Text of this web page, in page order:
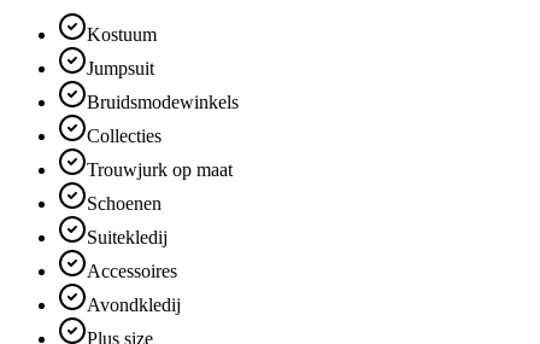
Kostuum
Jumpsuit
Bruidsmodewinkels
Collecties
Trouwjurk op maat
Schoenen
Suitekledij
Accessoires
Avondkledij
Plus size